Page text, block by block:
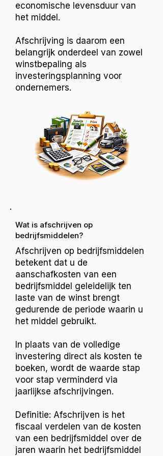
economische levensduur van
het middel.
Afschrijving is daarom een
belangrijk onderdeel van zowel
winstbepaling als
investeringsplanning voor
ondernemers.
Wat is afschrijven op
bedrijfsmiddelen?
Afschrijven op bedrijfsmiddelen
betekent dat u de
aanschafkosten van een
bedrijfsmiddel geleidelijk ten
laste van de winst brengt
gedurende de periode waarin u
het middel gebruikt.
In plaats van de volledige
investering direct als kosten te
boeken, wordt de waarde stap
voor stap verminderd via
jaarlijkse afschrijvingen.
Definitie: Afschrijven is het
fiscaal verdelen van de kosten
van een bedrijfsmiddel over de
jaren waarin het bedrijfsmiddel